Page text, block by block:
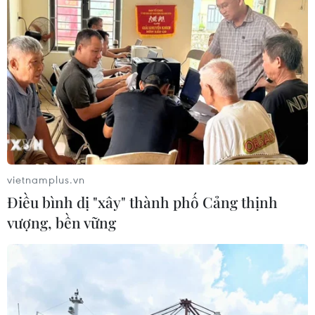
vietnamplus.vn
Điều bình dị "xây" thành phố Cảng thịnh
vượng, bền vững